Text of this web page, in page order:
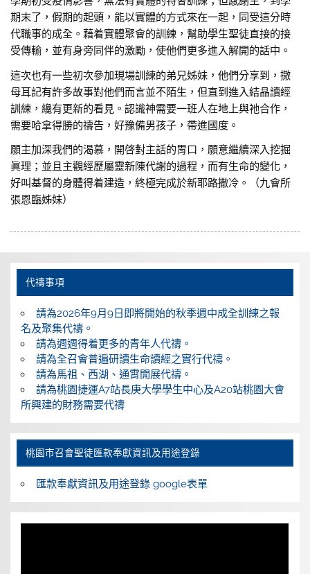
期末了，假期的起頭，能以實體的方式來在一起，同受這分時
代職事的成全。藉着實體聚會的訓練，幫助學生聖徒直接的接
受傳輸，並有身旁同伴的激勵，使他們更多進入解開的話中。
這次也有一些初次參加現場訓練的弟兄姊妹，他們分享到，撒
母耳記有許多故事對他們而言並不陌生，但直到進入結晶讀經
訓練，纔有更新的看見。認識神需要一班人在地上與祂合作，
需要哈拿得勝的禱告，好豫備男孩子，帶進國度。
願主加深我們的渴慕，開啓對主話的胃口，願意繼續深入挖掘
眞理；並且主觀經歷屬靈新陳代謝的過程，而有生命的變化，
好叫基督的身體得着建造，終極完成於新耶路撒冷。（九會所
張恩臨姊妹）
代禱事項
請為2026年9月9日即將開始的秋季週中成全訓練之報
名及聚集代禱。
請為週週得着更多的青年人代禱。
請為全召會普遍研讀生命讀經之實行代禱。
請為馬祖、西湖、通霄開展代禱。
請為桃園捷運A7站長庚大學學生中心及A20站桃園大會
所興建的財務需要代禱
桃園巿召會聖徒匯款奉獻資訊及用途登錄
匯款奉獻資訊及用途登錄 google表單